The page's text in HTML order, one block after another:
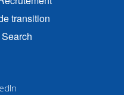
transition